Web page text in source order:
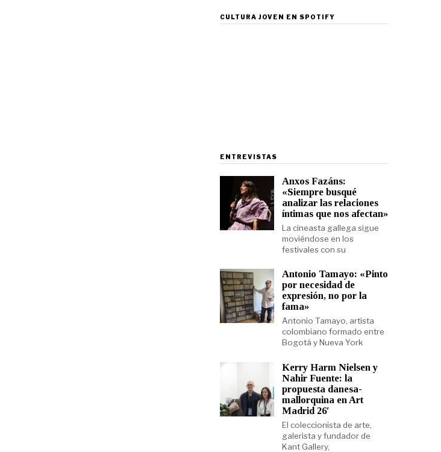
CULTURA JOVEN EN SPOTIFY
ENTREVISTAS
Anxos Fazáns:
«Siempre busqué
analizar las relaciones
íntimas que nos afectan»
La cineasta gallega sigue
moviéndose en los
festivales con su
Antonio Tamayo: «Pinto
por necesidad de
expresión, no por la
fama»
Antonio Tamayo, artista
colombiano formado entre
Bogotá y Nueva York
Kerry Harm Nielsen y
Nahir Fuente: la
propuesta danesa-
mallorquina en Art
Madrid 26′
El coleccionista de arte,
galerista y fundador de
Kant Gallery,